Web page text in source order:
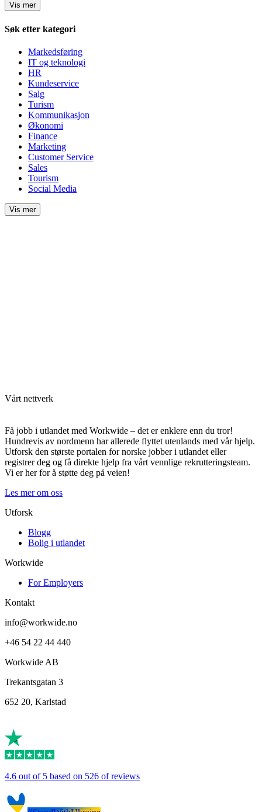
Vis mer
Søk etter kategori
Markedsføring
IT og teknologi
HR
Kundeservice
Salg
Turism
Kommunikasjon
Økonomi
Finance
Marketing
Customer Service
Sales
Tourism
Social Media
Vis mer
Vårt nettverk
Få jobb i utlandet med Workwide – det er enklere enn du tror!
Hundrevis av nordmenn har allerede flyttet utenlands med vår hjelp.
Utforsk den største portalen for norske jobber i utlandet eller
registrer deg og få direkte hjelp fra vårt vennlige rekrutteringsteam.
Vi er her for å støtte deg på veien!
Les mer om oss
Utforsk
Blogg
Bolig i utlandet
Workwide
For Employers
Kontakt
info@workwide.no
+46 54 22 44 440
Workwide AB
Trekantsgatan 3
652 20, Karlstad
4.6 out of 5 based on 526 of reviews